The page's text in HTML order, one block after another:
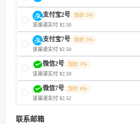
支付宝2号
加价 5%
该渠道实付 ¥2.50
支付宝7号
加价 5%
该渠道实付 ¥2.50
微信2号
加价 5%
该渠道实付 ¥2.50
微信7号
加价 6%
该渠道实付 ¥2.52
联系邮箱